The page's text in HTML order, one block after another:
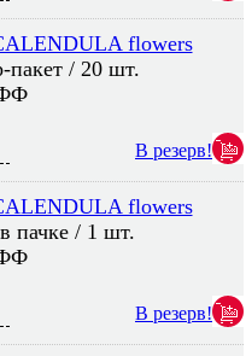
flowers
пакет / 20 шт.
В резерв!
flowers
пачке / 1 шт.
В резерв!